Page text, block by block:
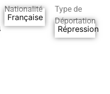
Nationalité
Française
Type de
Déportation
Répression